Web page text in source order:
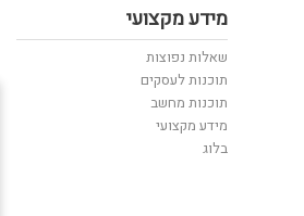
מידע מקצועי
שאלות נפוצות
תוכנות לעסקים
תוכנות מחשב
מידע מקצועי
בלוג